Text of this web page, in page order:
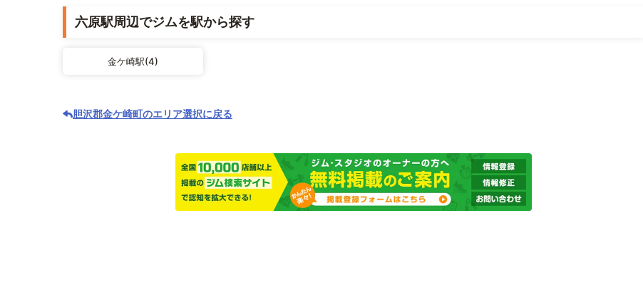
六原駅周辺でジムを駅から探す
金ケ崎駅(4)
胆沢郡金ケ崎町のエリア選択に戻る